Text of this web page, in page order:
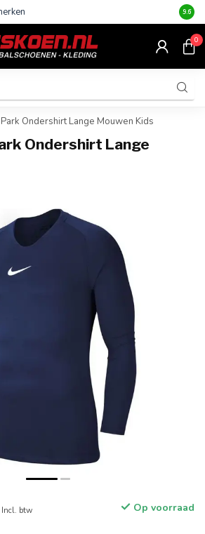
Altijd
9.6
0
Ondershirt Lange Mouwen Kids
Ondershirt Lange
Incl. btw Op voorraad